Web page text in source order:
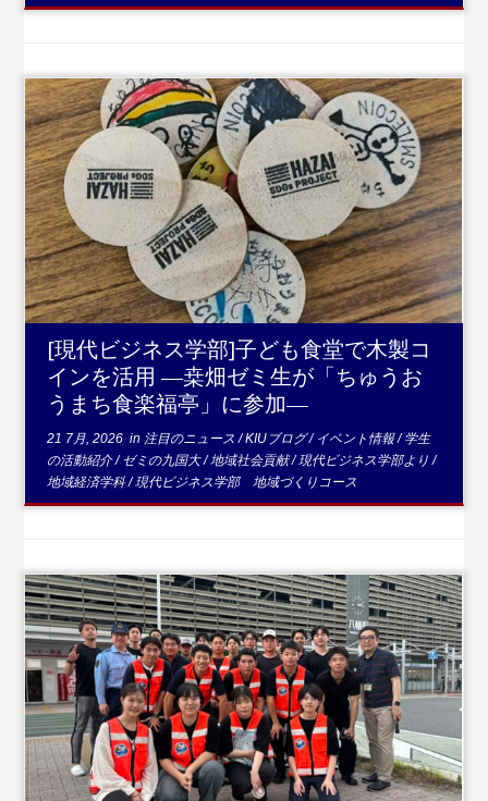
...続きを読む
[現代ビジネス学部]子ども食堂で木製コ
インを活用 ―桒畑ゼミ生が「ちゅうお
うまち食楽福亭」に参加―
21 7月, 2026 in 注目のニュース/KIUブログ/ イベント情報/学生
の活動紹介/ゼミの九国大/地域社会貢献/現代ビジネス学部より/
地域経済学科/現代ビジネス学部 地域づくりコース
...続きを読む